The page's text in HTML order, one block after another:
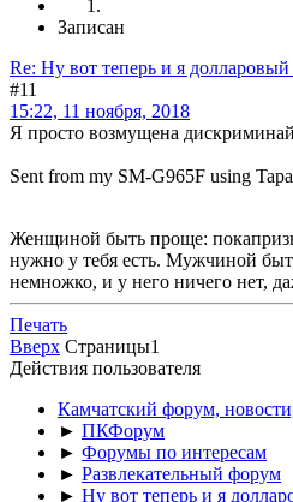
Записан
Re: Ну вот теперь и я
#11
15:22, 11 ноября, 2018
Я просто возмущена
Sent from my SM-G965F using
Женщиной быть проще:
нужно у тебя есть. Мужчиной
немножко, и у него ничего нет,
Печать
Вверх Страницы1
Действия пользователя
Камчатский форум,
► ПКФорум
► Форумы по интересам
► Развлекательный форум
► Ну вот теперь и я